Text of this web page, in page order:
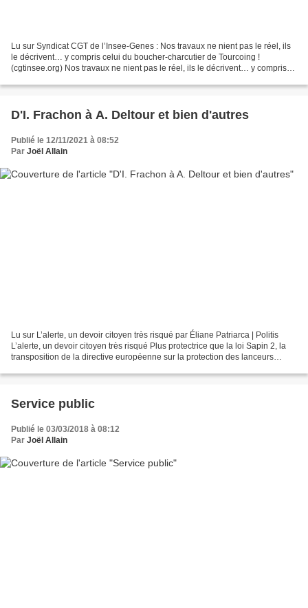
Lu sur Syndicat CGT de l’Insee-Genes : Nos travaux ne nient pas le réel, ils
le décrivent… y compris celui du boucher-charcutier de Tourcoing !
(cgtinsee.org) Nos travaux ne nient pas le réel, ils le décrivent… y compris
D'I. Frachon à A. Deltour et bien d'autres
Publié le 12/11/2021 à 08:52
Par Joël Allain
Lu sur L’alerte, un devoir citoyen très risqué par Éliane Patriarca | Politis
L’alerte, un devoir citoyen très risqué Plus protectrice que la loi Sapin 2, la
transposition de la directive européenne sur la protection des lanceurs
Service public
Publié le 03/03/2018 à 08:12
Par Joël Allain